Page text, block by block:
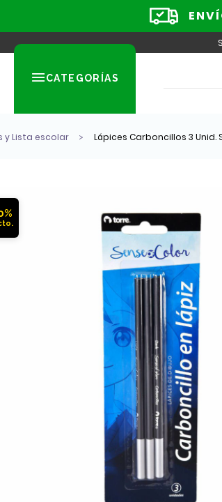
CATEGORÍAS
y Lista escolar Lápices Carboncillos 3 Unid.